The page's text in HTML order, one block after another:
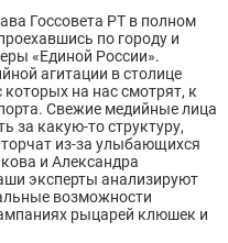
Госсовета РТ в полном
по городу и
«Единой России».
агитации в столице
на нас смотрят, к
Свежие медийные лица
за какую-то структуру,
из-за улыбающихся
и Александра
эксперты анализируют
возможности
рыцарей клюшек и